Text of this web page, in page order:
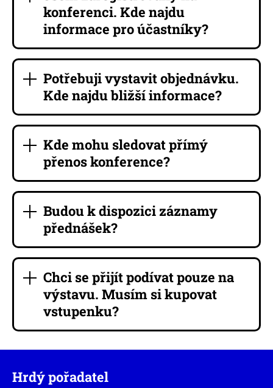
konferenci. Kde najdu
informace pro účastníky?
Potřebuji vystavit objednávku.
Kde najdu bližší informace?
Kde mohu sledovat přímý
přenos konference?
Budou k dispozici záznamy
přednášek?
Chci se přijít podívat pouze na
výstavu. Musím si kupovat
vstupenku?
Hrdý pořadatel